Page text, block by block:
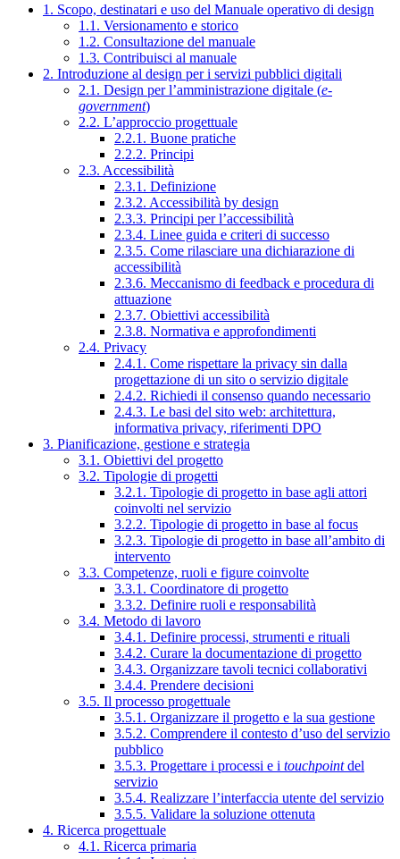
1. Scopo, destinatari e uso del Manuale operativo di design
1.1. Versionamento e storico
1.2. Consultazione del manuale
1.3. Contribuisci al manuale
2. Introduzione al design per i servizi pubblici digitali
2.1. Design per l’amministrazione digitale (e-
government)
2.2. L’approccio progettuale
2.2.1. Buone pratiche
2.2.2. Principi
2.3. Accessibilità
2.3.1. Definizione
2.3.2. Accessibilità by design
2.3.3. Principi per l’accessibilità
2.3.4. Linee guida e criteri di successo
2.3.5. Come rilasciare una dichiarazione di
accessibilità
2.3.6. Meccanismo di feedback e procedura di
attuazione
2.3.7. Obiettivi accessibilità
2.3.8. Normativa e approfondimenti
2.4. Privacy
2.4.1. Come rispettare la privacy sin dalla
progettazione di un sito o servizio digitale
2.4.2. Richiedi il consenso quando necessario
2.4.3. Le basi del sito web: architettura,
informativa privacy, riferimenti DPO
3. Pianificazione, gestione e strategia
3.1. Obiettivi del progetto
3.2. Tipologie di progetti
3.2.1. Tipologie di progetto in base agli attori
coinvolti nel servizio
3.2.2. Tipologie di progetto in base al focus
3.2.3. Tipologie di progetto in base all’ambito di
intervento
3.3. Competenze, ruoli e figure coinvolte
3.3.1. Coordinatore di progetto
3.3.2. Definire ruoli e responsabilità
3.4. Metodo di lavoro
3.4.1. Definire processi, strumenti e rituali
3.4.2. Curare la documentazione di progetto
3.4.3. Organizzare tavoli tecnici collaborativi
3.4.4. Prendere decisioni
3.5. Il processo progettuale
3.5.1. Organizzare il progetto e la sua gestione
3.5.2. Comprendere il contesto d’uso del servizio
pubblico
3.5.3. Progettare i processi e i touchpointdel
servizio
3.5.4. Realizzare l’interfaccia utente del servizio
3.5.5. Validare la soluzione ottenuta
4. Ricerca progettuale
4.1. Ricerca primaria